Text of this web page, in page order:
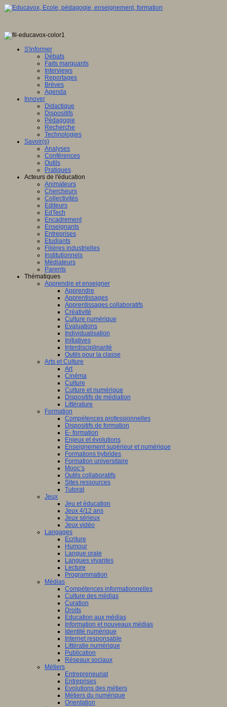
S'informer
Débats
Faits marquants
Interviews
Reportages
Brèves
Agenda
Innover
Didactique
Dispositifs
Pédagogie
Recherche
Technologies
Savoir(s)
Analyses
Conférences
Outils
Pratiques
Acteurs de l'éducation
Animateurs
Chercheurs
Collectivités
Editeurs
EdTech
Encadrement
Enseignants
Entreprises
Etudiants
Filières industrielles
Institutionnels
Médiateurs
Parents
Thématiques
Apprendre et enseigner
Apprendre
Apprentissages
Apprentissages collaboratifs
Créativité
Culture numérique
Evaluations
Individualisation
Initiatives
Interdisciplinarité
Outils pour la classe
Arts et Culture
Art
Cinéma
Culture
Culture et numérique
Dispositifs de médiation
Littérature
Formation
Compétences professionnelles
Dispositifs de formation
E- formation
Enjeux et évolutions
Enseignement supérieur et numérique
Formations hybrides
Formation universitaire
Mooc’s
Outils collaboratifs
Sites ressources
Tutorat
Jeux
Jeu et éducation
Jeux 4/12 ans
Jeux sérieux
Jeux vidéo
Langages
Ecriture
Humour
Langue orale
Langues vivantes
Lecture
Programmation
Médias
Compétences informationnelles
Culture des médias
Curation
Droits
Education aux médias
Information et nouveaux médias
Identité numérique
Internet responsable
Littératie numérique
Publication
Réseaux sociaux
Métiers
Entrepreneuriat
Entreprises
Evolutions des métiers
Métiers du numérique
Orientation